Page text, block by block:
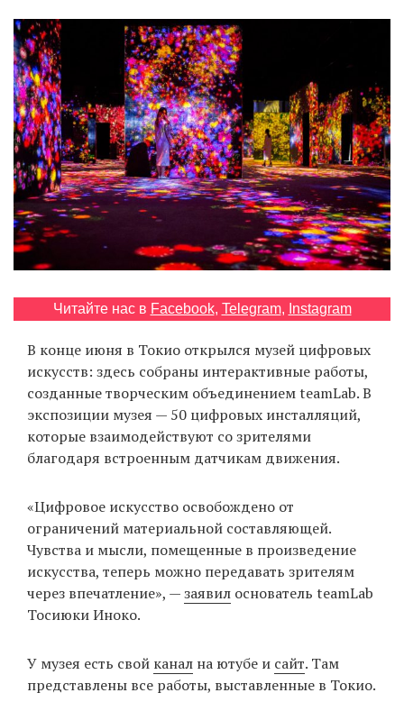
EN
UA
Читайте нас в Facebook, Telegram, Instagram
В конце июня в Токио открылся музей цифровых
искусств: здесь собраны интерактивные работы,
созданные творческим объединением teamLab. В
экспозиции музея — 50 цифровых инсталляций,
которые взаимодействуют со зрителями
благодаря встроенным датчикам движения.
«Цифровое искусство освобождено от
ограничений материальной составляющей.
Чувства и мысли, помещенные в произведение
искусства, теперь можно передавать зрителям
через впечатление», —заявил основатель teamLab
Тосиюки Иноко.
У музея есть свой канал на ютубе и сайт. Там
представлены все работы, выставленные в Токио.